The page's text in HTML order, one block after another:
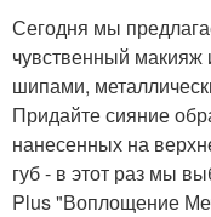
Сегодня мы
чувственный макияж
шипами,
Придайте сияние
нанесенных на
губ - в этот раз мы
Plus "Воплощение